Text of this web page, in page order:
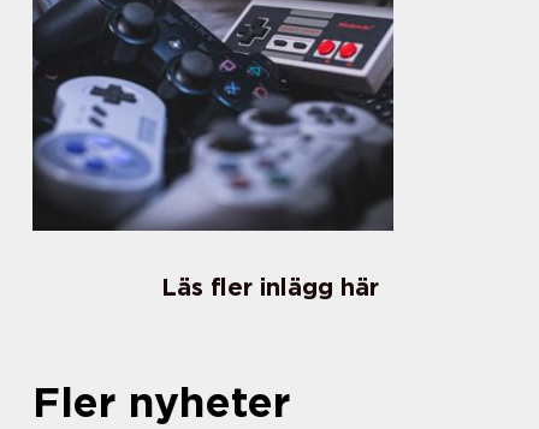
Läs fler inlägg här
Fler nyheter